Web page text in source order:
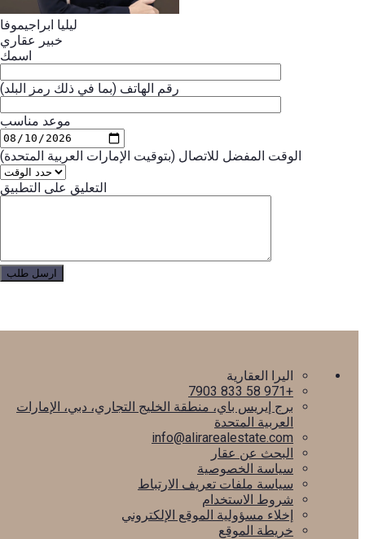
ليليا ابراجيموفا
خبير عقاري
اسمك
رقم الهاتف (بما في ذلك رمز البلد)
موعد مناسب
الوقت المفضل للاتصال (بتوقيت الإمارات العربية المتحدة)
التعليق على التطبيق
اليرا العقارية
+971 58 833 7903
برج إيريس باي، منطقة الخليج التجاري، دبي، الإمارات
العربية المتحدة
info@alirarealestate.com
البحث عن عقار
سياسة الخصوصية
سياسة ملفات تعريف الارتباط
شروط الاستخدام
إخلاء مسؤولية الموقع الإلكتروني
خريطة الموقع